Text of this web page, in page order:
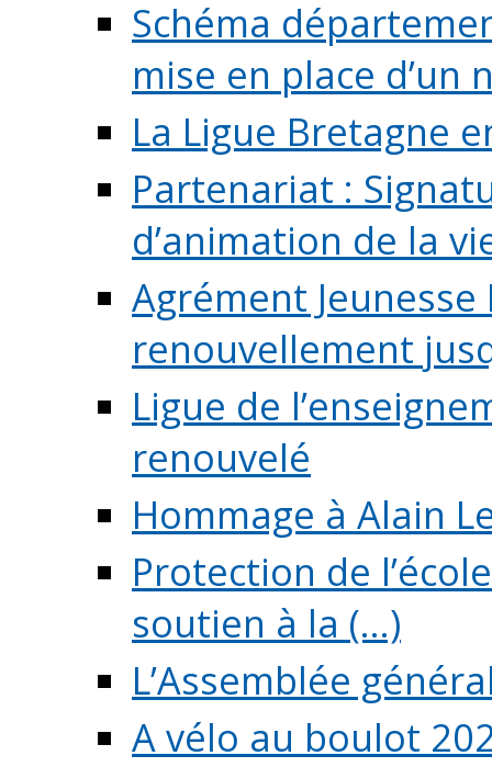
Schéma
mise en place d’un
La Ligue Bretagne
Partenariat :
d’animation de la
Agrément
renouvellement
Ligue de
renouvelé
Hommage à Alain
Protection de
soutien à la (...)
L’Assemblée
A vélo au boulot